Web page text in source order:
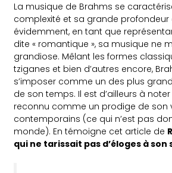
La musique de Brahms se
complexité et sa grande profondeur
évidemment, en tant que
dite « romantique », sa musique ne
grandiose. Mêlant les formes
tziganes et bien d’autres encore,
s’imposer comme un des plus
de son temps. Il est d’ailleurs à
reconnu comme un prodige de son
contemporains (ce qui n’est pas
monde). En témoigne cet article de
qui ne tarissait pas d’éloges à son